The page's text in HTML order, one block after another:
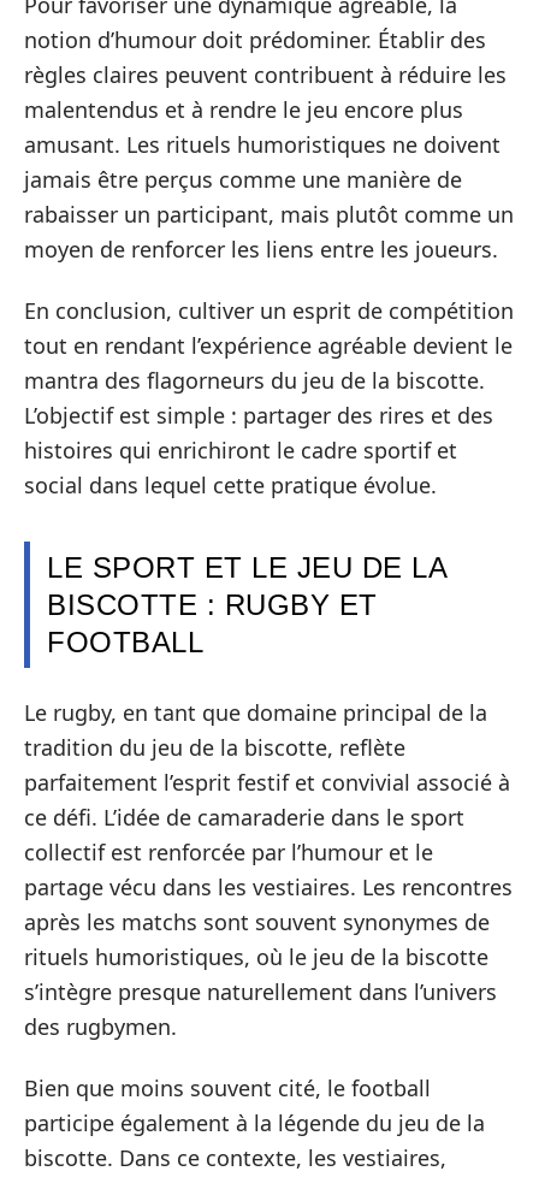
notion d’humour doit prédominer. Établir des
règles claires peuvent contribuent à réduire les
malentendus et à rendre le jeu encore plus
amusant. Les rituels humoristiques ne doivent
jamais être perçus comme une manière de
rabaisser un participant, mais plutôt comme un
moyen de renforcer les liens entre les joueurs.
En conclusion, cultiver un esprit de compétition
tout en rendant l’expérience agréable devient le
mantra des flagorneurs du jeu de la biscotte.
L’objectif est simple : partager des rires et des
histoires qui enrichiront le cadre sportif et
social dans lequel cette pratique évolue.
LE SPORT ET LE JEU DE LA
BISCOTTE : RUGBY ET
FOOTBALL
Le rugby, en tant que domaine principal de la
tradition du jeu de la biscotte, reflète
parfaitement l’esprit festif et convivial associé à
ce défi. L’idée de camaraderie dans le sport
collectif est renforcée par l’humour et le
partage vécu dans les vestiaires. Les rencontres
après les matchs sont souvent synonymes de
rituels humoristiques, où le jeu de la biscotte
s’intègre presque naturellement dans l’univers
des rugbymen.
Bien que moins souvent cité, le football
participe également à la légende du jeu de la
biscotte. Dans ce contexte, les vestiaires,